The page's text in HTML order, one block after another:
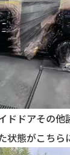
ドドアその他
状態がこち